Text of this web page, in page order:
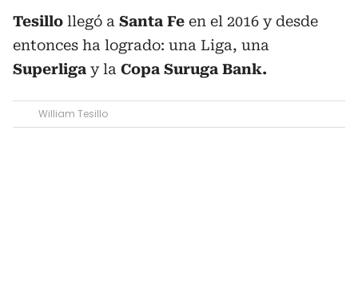
Tesillo llegó a Santa Fe en el 2016 y desde
entonces ha logrado: una Liga, una
Superliga y la Copa Suruga Bank.
William Tesillo